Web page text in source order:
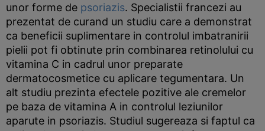
unor forme de psoriazis. Specialistii francezi au
prezentat de curand un studiu care a demonstrat
ca beneficii suplimentare in controlul imbatranirii
pielii pot fi obtinute prin combinarea retinolului cu
vitamina C in cadrul unor preparate
dermatocosmetice cu aplicare tegumentara. Un
alt studiu prezinta efectele pozitive ale cremelor
pe baza de vitamina A in controlul leziunilor
aparute in psoriazis. Studiul sugereaza si faptul ca